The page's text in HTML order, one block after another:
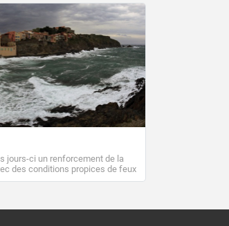
jours-ci un renforcement de la
des conditions propices de feux
que la tramontane ? Quelles sont
qui part du Roussillon à la